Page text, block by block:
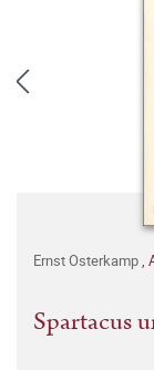
Ernst Osterkamp,
Spartacus